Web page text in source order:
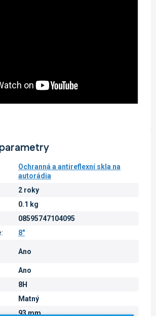
Ochranná a antireflexní skla na
autorádia
2 roky
0.1 kg
08595747104095
:
8"
Ano
Ano
8H
Matný
93 mm